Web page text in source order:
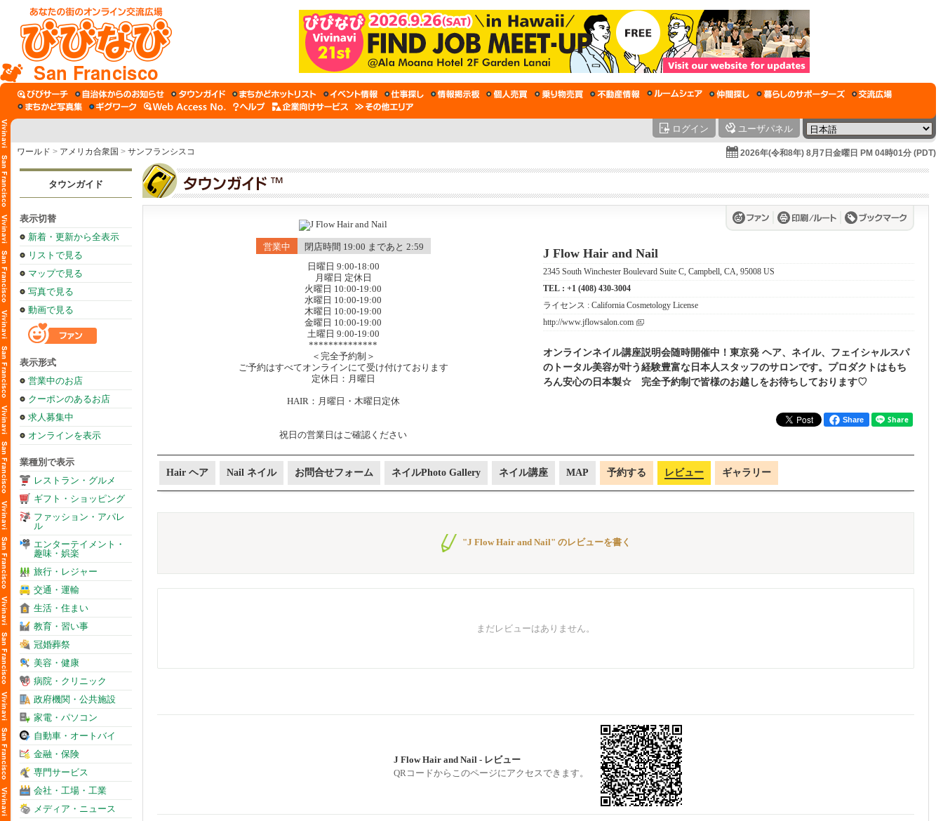
San Francisco
ログイン ユーザパネル
ワールド > アメリカ合衆国 > サンフランシスコ 2026年(令和8年) 8月7日金曜日 PM 04時01分 (PDT)
タウンガイド
表示切替
新着・更新から全表示
リストで見る
マップで見る
写真で見る
動画で見る
表示形式
営業中のお店
クーポンのあるお店
求人募集中
オンラインを表示
業種別で表示
レストラン・グルメ
ギフト・ショッピング
ファッション・アパレ
ル
エンターテイメント・
趣味・娯楽
旅行・レジャー
交通・運輸
生活・住まい
教育・習い事
冠婚葬祭
美容・健康
病院・クリニック
政府機関・公共施設
家電・パソコン
自動車・オートバイ
金融・保険
専門サービス
会社・工場・工業
メディア・ニュース
営業中
閉店時間 19:00 まであと 2:59
日曜日 9:00-18:00
月曜日 定休日
火曜日 10:00-19:00
水曜日 10:00-19:00
木曜日 10:00-19:00
金曜日 10:00-19:00
土曜日 9:00-19:00
**************
＜完全予約制＞
ご予約はすべてオンラインにて受け付けております
定休日：月曜日
HAIR：月曜日・木曜日定休
祝日の営業日はご確認ください
J Flow Hair and Nail
2345 South Winchester Boulevard Suite C, Campbell, CA, 95008 US
TEL : +1 (408) 430-3004
ライセンス : California Cosmetology License
http://www.jflowsalon.com
オンラインネイル講座説明会随時開催中！東京発 ヘア、ネイル、フェイシャルスパ
のトータル美容が叶う経験豊富な日本人スタッフのサロンです。プロダクトはもち
ろん安心の日本製☆ 完全予約制で皆様のお越しをお待ちしております♡
Share
Hair ヘア Nail ネイル お問合せフォーム ネイルPhoto Gallery ネイル講座 MAP 予約する レビュー ギャラリー
"J Flow Hair and Nail" のレビューを書く
まだレビューはありません。
J Flow Hair and Nail - レビュー
QRコードからこのページにアクセスできます。